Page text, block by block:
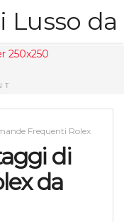
Frequenti Rolex
di
da